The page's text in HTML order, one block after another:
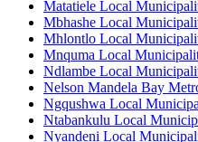
Matatiele Local
Mbhashe Local
Mhlontlo Local
Mnquma Local
Ndlambe Local
Nelson Mandela Bay
Ngqushwa Local
Ntabankulu Local
Nyandeni Local